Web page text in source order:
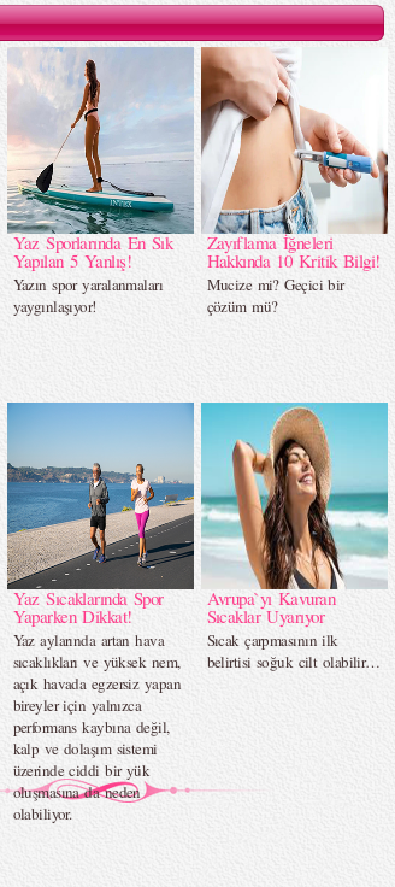
Yaz Sporlarında En Sık
Yapılan 5 Yanlış!
Yazın spor yaralanmaları
yaygınlaşıyor!
Zayıflama İğneleri
Hakkında 10 Kritik Bilgi!
Mucize mi? Geçici bir
çözüm mü?
Yaz Sıcaklarında Spor
Yaparken Dikkat!
Yaz aylarında artan hava
sıcaklıkları ve yüksek nem,
açık havada egzersiz yapan
bireyler için yalnızca
performans kaybına değil,
kalp ve dolaşım sistemi
üzerinde ciddi bir yük
oluşmasına da neden
olabiliyor.
Avrupa`yı Kavuran
Sıcaklar Uyarıyor
Sıcak çarpmasının ilk
belirtisi soğuk cilt olabilir…